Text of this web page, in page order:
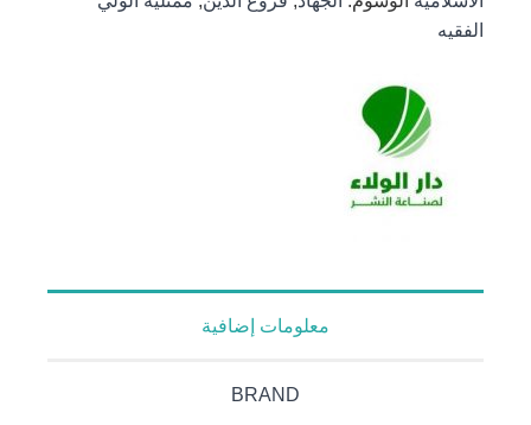
الفقيه
معلومات إضافية
BRAND